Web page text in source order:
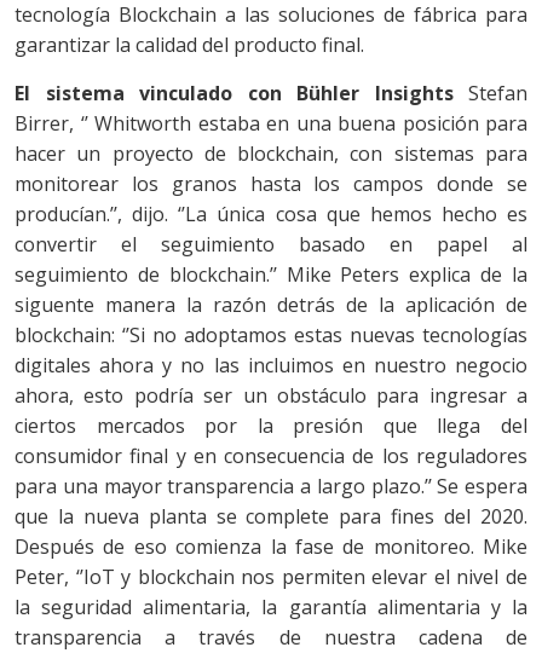
tecnología Blockchain a las soluciones de fábrica para
garantizar la calidad del producto final.
El sistema vinculado con Bühler InsightsStefan
Birrer, ‘’ Whitworth estaba en una buena posición para
hacer un proyecto de blockchain, con sistemas para
monitorear los granos hasta los campos donde se
producían.’’, dijo. ‘’La única cosa que hemos hecho es
convertir el seguimiento basado en papel al
seguimiento de blockchain.’’ Mike Peters explica de la
siguente manera la razón detrás de la aplicación de
blockchain: ‘’Si no adoptamos estas nuevas tecnologías
digitales ahora y no las incluimos en nuestro negocio
ahora, esto podría ser un obstáculo para ingresar a
ciertos mercados por la presión que llega del
consumidor final y en consecuencia de los reguladores
para una mayor transparencia a largo plazo.’’ Se espera
que la nueva planta se complete para fines del 2020.
Después de eso comienza la fase de monitoreo. Mike
Peter, ‘’IoT y blockchain nos permiten elevar el nivel de
la seguridad alimentaria, la garantía alimentaria y la
transparencia a través de nuestra cadena de